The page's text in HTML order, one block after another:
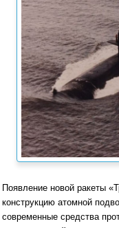
Появление новой ракеты
конструкцию атомной
современные средства